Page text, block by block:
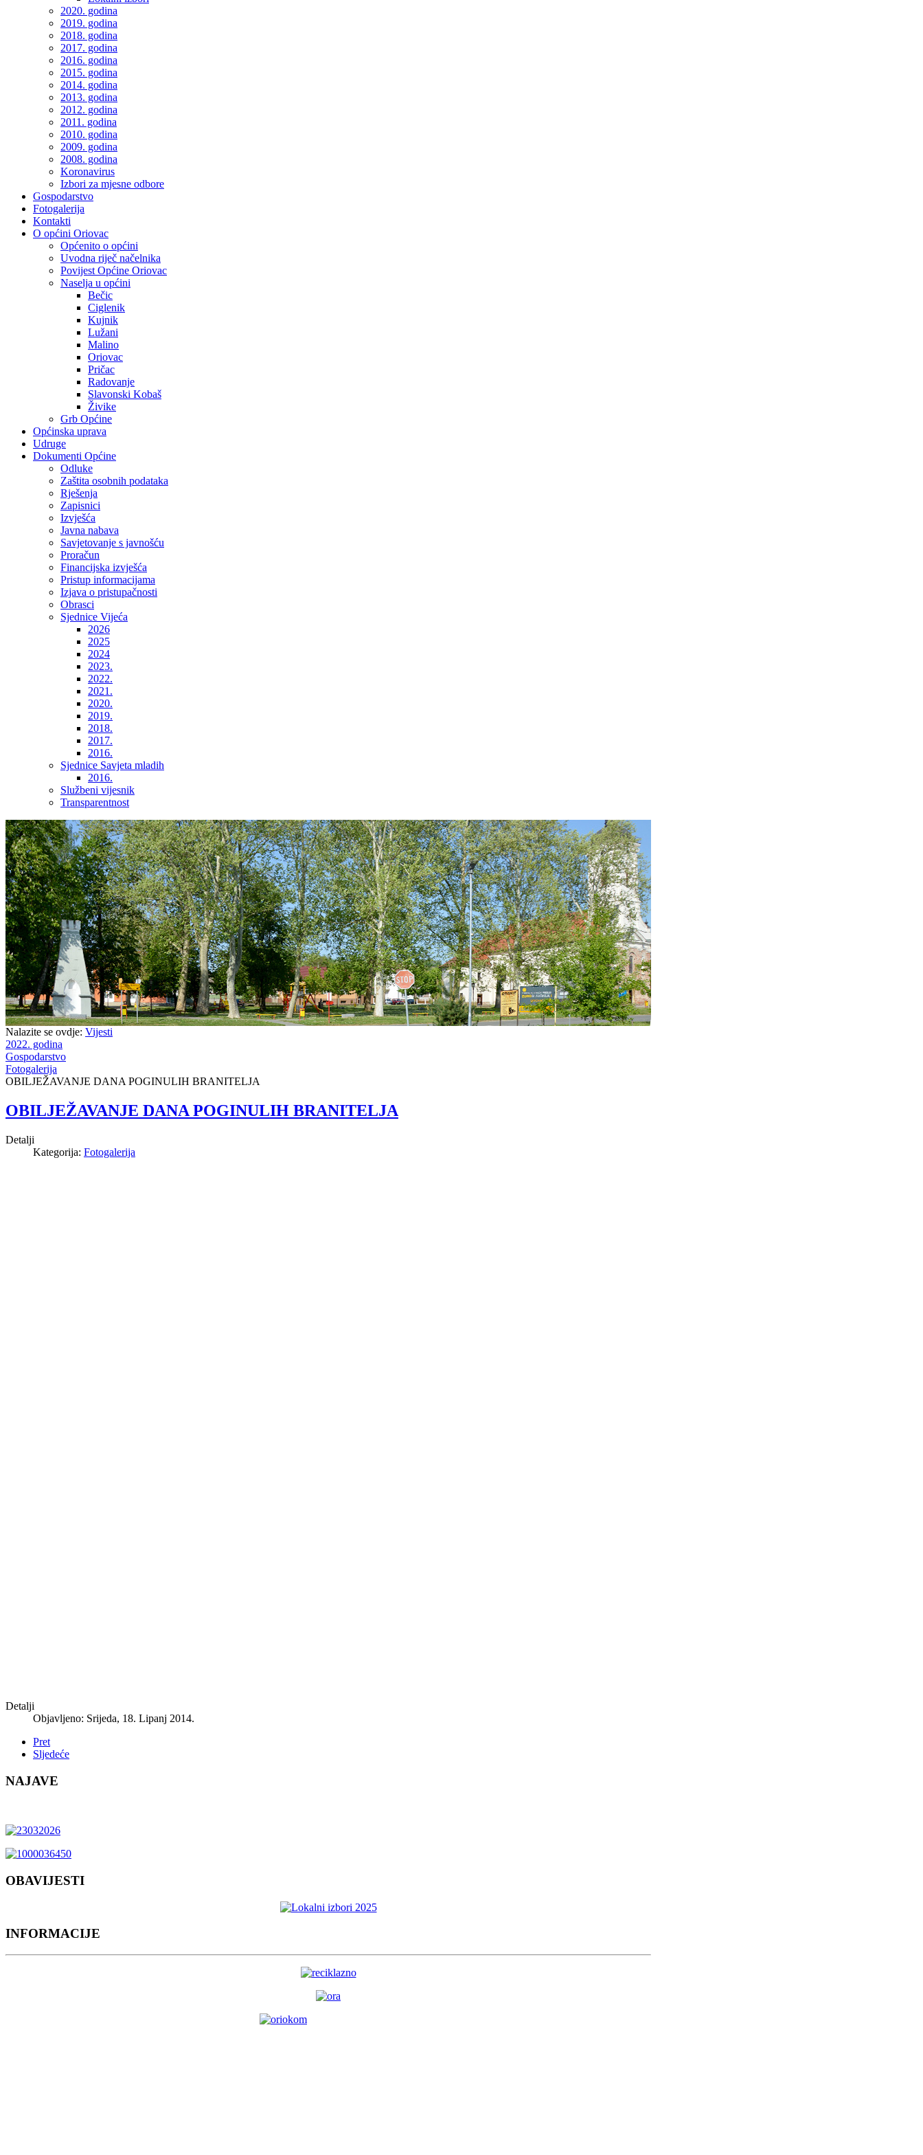
2020. godina
2019. godina
2018. godina
2017. godina
2016. godina
2015. godina
2014. godina
2013. godina
2012. godina
2011. godina
2010. godina
2009. godina
2008. godina
Koronavirus
Izbori za mjesne odbore
Gospodarstvo
Fotogalerija
Kontakti
O općini Oriovac
Općenito o općini
Uvodna riječ načelnika
Povijest Općine Oriovac
Naselja u općini
Bečic
Ciglenik
Kujnik
Lužani
Malino
Oriovac
Pričac
Radovanje
Slavonski Kobaš
Živike
Grb Općine
Općinska uprava
Udruge
Dokumenti Općine
Odluke
Zaštita osobnih podataka
Rješenja
Zapisnici
Izvješća
Javna nabava
Savjetovanje s javnošću
Proračun
Financijska izvješća
Pristup informacijama
Izjava o pristupačnosti
Obrasci
Sjednice Vijeća
2026
2025
2024
2023.
2022.
2021.
2020.
2019.
2018.
2017.
2016.
Sjednice Savjeta mladih
2016.
Službeni vijesnik
Transparentnost
Nalazite se ovdje: Vijesti
2022. godina
Gospodarstvo
Fotogalerija
OBILJEŽAVANJE DANA POGINULIH BRANITELJA
OBILJEŽAVANJE DANA POGINULIH BRANITELJA
Detalji
Kategorija: Fotogalerija
Detalji
Objavljeno: Srijeda, 18. Lipanj 2014.
Pret
Sljedeće
NAJAVE
OBAVIJESTI
INFORMACIJE